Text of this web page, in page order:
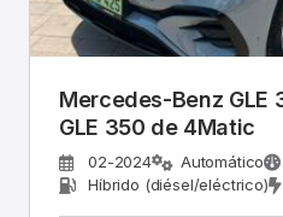
Mercedes-Benz GLE
GLE 350 de 4Matic
02-2024 Automático
Híbrido (diésel/eléctrico)